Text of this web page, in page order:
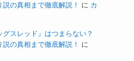
の真相まで徹底解説！
に カ
グスレッド』はつまらない？
の真相まで徹底解説！
に